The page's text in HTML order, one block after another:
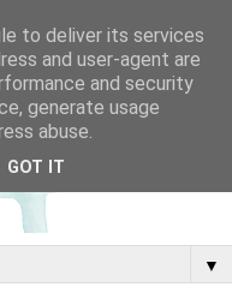
▼
to deliver its services
and user-agent are
and security
generate usage
abuse.
GOT IT